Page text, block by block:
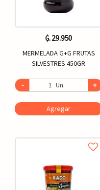
₲. 29.950
MERMELADA G+G FRUTAS
SILVESTRES 450GR
- Un. +
Agregar